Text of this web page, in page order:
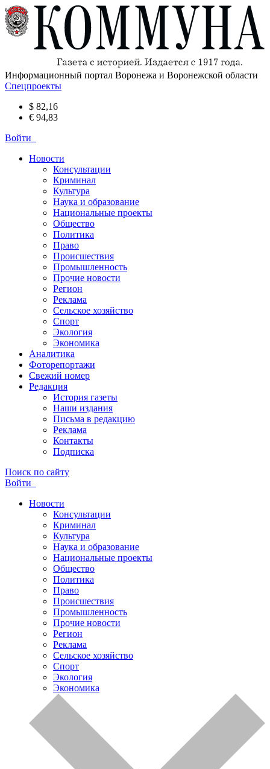
Информационный портал Воронежа и Воронежской области
Спецпроекты
$ 82,16
€ 94,83
Войти
Новости
Консультации
Криминал
Культура
Наука и образование
Национальные проекты
Общество
Политика
Право
Происшествия
Промышленность
Прочие новости
Регион
Реклама
Сельское хозяйство
Спорт
Экология
Экономика
Аналитика
Фоторепортажи
Свежий номер
Редакция
История газеты
Наши издания
Письма в редакцию
Реклама
Контакты
Подписка
Поиск по сайту
Войти
Новости
Консультации
Криминал
Культура
Наука и образование
Национальные проекты
Общество
Политика
Право
Происшествия
Промышленность
Прочие новости
Регион
Реклама
Сельское хозяйство
Спорт
Экология
Экономика